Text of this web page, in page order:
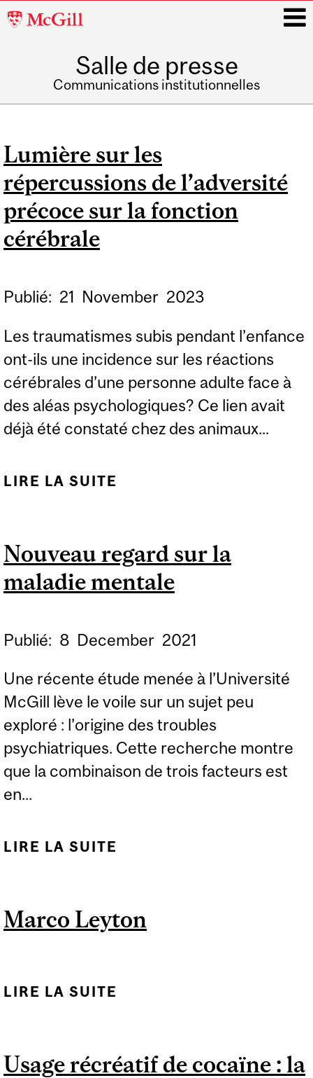
McGill
Salle de presse
Communications institutionnelles
Lumière sur les
répercussions de l’adversité
précoce sur la fonction
cérébrale
Publié: 21 November 2023
Les traumatismes subis pendant l’enfance
ont-ils une incidence sur les réactions
cérébrales d’une personne adulte face à
des aléas psychologiques? Ce lien avait
déjà été constaté chez des animaux...
LIRE LA SUITE
SUR LA FONCTION
CÉRÉBRALE
Nouveau regard sur la
maladie mentale
Publié: 8 December 2021
Une récente étude menée à l’Université
McGill lève le voile sur un sujet peu
exploré : l’origine des troubles
psychiatriques. Cette recherche montre
que la combinaison de trois facteurs est
en...
LIRE LA SUITE
Marco Leyton
LIRE LA SUITE
Usage récréatif de cocaïne : la